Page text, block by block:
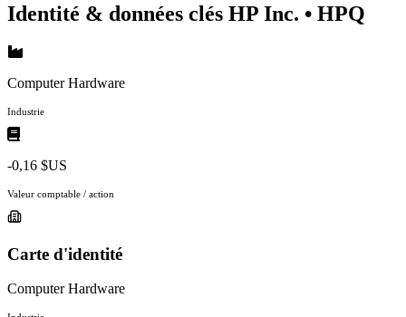
Identité & données clés HP Inc. • HPQ
Computer Hardware
Industrie
-0,16 $US
Valeur comptable / action
Carte d'identité
Computer Hardware